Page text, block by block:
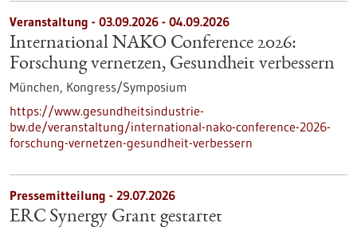
Veranstaltung - 03.09.2026 - 04.09.2026
International NAKO Conference 2026:
Forschung vernetzen, Gesundheit verbessern
München, Kongress/Symposium
https://www.gesundheitsindustrie-
bw.de/veranstaltung/international-nako-conference-2026-
forschung-vernetzen-gesundheit-verbessern
Pressemitteilung - 29.07.2026
ERC Synergy Grant gestartet